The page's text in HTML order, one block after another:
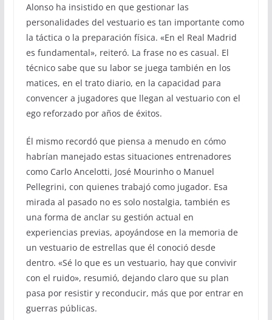
Alonso ha insistido en que gestionar las
personalidades del vestuario es tan importante como
la táctica o la preparación física. «En el Real Madrid
es fundamental», reiteró. La frase no es casual. El
técnico sabe que su labor se juega también en los
matices, en el trato diario, en la capacidad para
convencer a jugadores que llegan al vestuario con el
ego reforzado por años de éxitos.
Él mismo recordó que piensa a menudo en cómo
habrían manejado estas situaciones entrenadores
como Carlo Ancelotti, José Mourinho o Manuel
Pellegrini, con quienes trabajó como jugador. Esa
mirada al pasado no es solo nostalgia, también es
una forma de anclar su gestión actual en
experiencias previas, apoyándose en la memoria de
un vestuario de estrellas que él conoció desde
dentro. «Sé lo que es un vestuario, hay que convivir
con el ruido», resumió, dejando claro que su plan
pasa por resistir y reconducir, más que por entrar en
guerras públicas.